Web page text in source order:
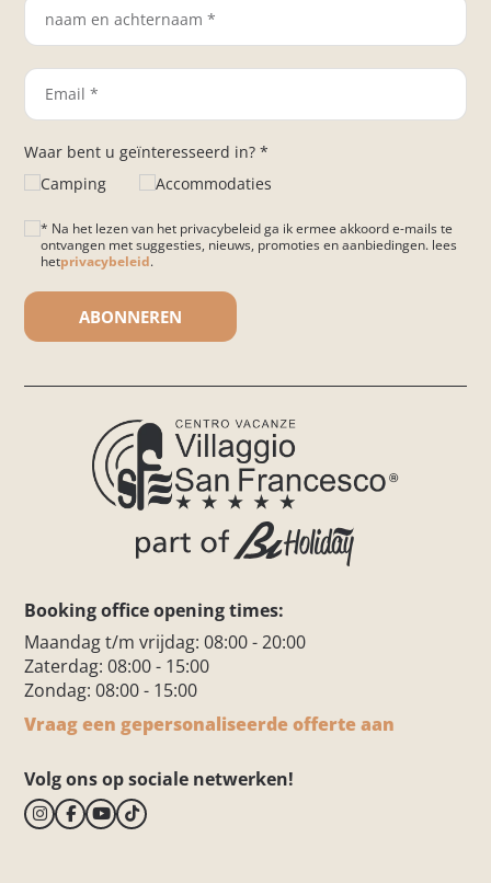
Waar bent u geïnteresseerd in? *
Camping
Accommodaties
* Na het lezen van het privacybeleid ga ik ermee akkoord e-mails te
ontvangen met suggesties, nieuws, promoties en aanbiedingen. lees
hetprivacybeleid.
Booking office opening times:
Maandag t/m vrijdag: 08:00 - 20:00
Zaterdag: 08:00 - 15:00
Zondag: 08:00 - 15:00
Vraag een gepersonaliseerde offerte aan
Volg ons op sociale netwerken!